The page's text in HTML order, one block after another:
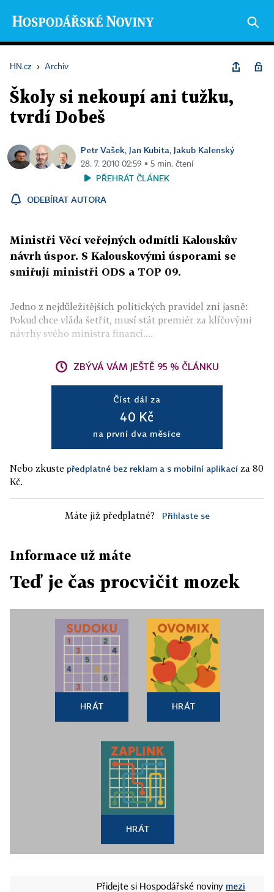
HN.cz › Archiv
Školy si nekoupí ani tužku,
tvrdí Dobeš
Petr Vašek, Jan Kubita, Jakub Kalenský
28. 7. 2010 02:59 ▪ 5 min. čtení
PŘEHRÁT ČLÁNEK
ODEBÍRAT AUTORA
Ministři Věcí veřejných odmítli Kalouskův
návrh úspor. S Kalouskovými úsporami se
smiřují ministři ODS a TOP 09.
Jedno z nejdůležitějších politických pravidel zní jasně:
Pokud chce vláda šetřit, musí stát premiér za klíčovými
návrhy svého ministra financí....
ZBÝVÁ VÁM JEŠTĚ 95 % ČLÁNKU
Číst dál za
40 Kč
na první dva měsíce
Nebo zkuste předplatné bez reklam a s mobilní aplikací za 80
Kč.
Máte již předplatné? Přihlaste se
Informace už máte
Teď je čas procvičit mozek
HRÁT HRÁT
HRÁT
Přidejte si Hospodářské noviny mezi